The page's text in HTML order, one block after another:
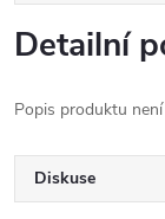
Detailní
Popis produktu
Diskuse